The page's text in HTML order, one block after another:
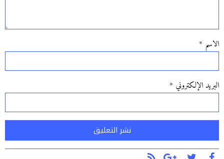
الاسم *
البريد الإلكتروني *
Alternative: